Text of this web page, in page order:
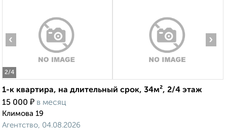
2/4
‹ ›
1-к квартира, на длительный срок, 34м², 2/4 этаж
15 000 ₽ в месяц
Климова 19
Агентство, 04.08.2026